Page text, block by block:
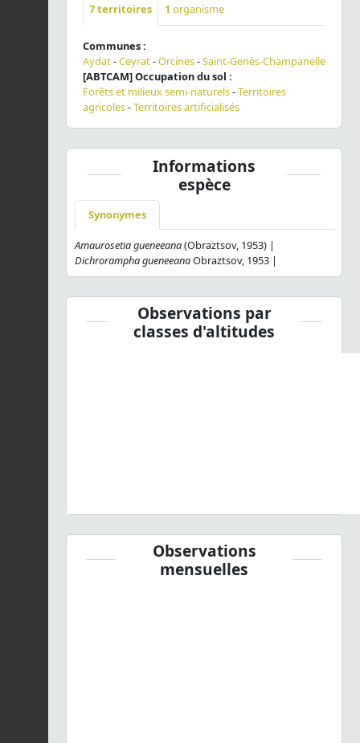
7territoires 1 organisme
Communes :
Aydat-Ceyrat-Orcines-Saint-Genès-Champanelle
[ABTCAM] Occupation du sol :
Forêts et milieux semi-naturels-Territoires
agricoles-Territoires artificialisés
Informations
espèce
Synonymes
Amaurosetia gueneeana(Obraztsov, 1953) |
Dichrorampha gueneeanaObraztsov, 1953 |
Observations par
classes d'altitudes
Observations
mensuelles